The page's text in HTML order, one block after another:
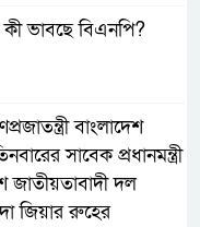
কী ভাবছে বিএনপি?
বাংলাদেশ
সাবেক প্রধানমন্ত্রী
জাতীয়তাবাদী দল
জিয়ার রুহের